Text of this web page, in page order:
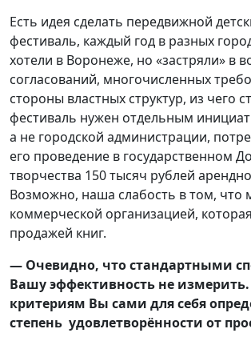
Есть идея сделать передвижной
фестиваль, каждый год в разных
хотели в Воронеже, но «застряли» в
согласований, многочисленных
стороны властных структур, из чего
фестиваль нужен отдельным
а не городской администрации,
его проведение в государственном
творчества 150 тысяч рублей
Возможно, наша слабость в том, что
коммерческой организацией,
продажей книг.
— Очевидно, что стандартными
Вашу эффективность не
критериям Вы сами для себя
степень удовлетворённости от